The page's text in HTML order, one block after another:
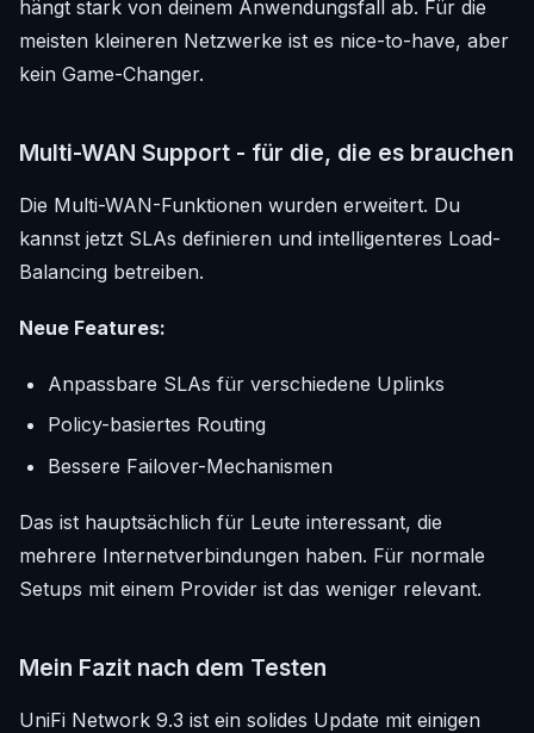
hängt stark von deinem Anwendungsfall ab. Für die
meisten kleineren Netzwerke ist es nice-to-have, aber
kein Game-Changer.
Multi-WAN Support - für die, die es brauchen
Die Multi-WAN-Funktionen wurden erweitert. Du
kannst jetzt SLAs definieren und intelligenteres Load-
Balancing betreiben.
Neue Features:
Anpassbare SLAs für verschiedene Uplinks
Policy-basiertes Routing
Bessere Failover-Mechanismen
Das ist hauptsächlich für Leute interessant, die
mehrere Internetverbindungen haben. Für normale
Setups mit einem Provider ist das weniger relevant.
Mein Fazit nach dem Testen
UniFi Network 9.3 ist ein solides Update mit einigen